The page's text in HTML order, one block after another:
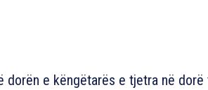
dorën e këngëtarës e tjetra në